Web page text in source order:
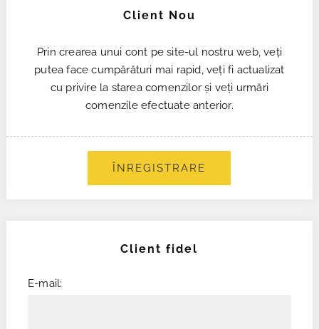
Client Nou
Prin crearea unui cont pe site-ul nostru web, veți
putea face cumpărături mai rapid, veți fi actualizat
cu privire la starea comenzilor și veți urmări
comenzile efectuate anterior.
ÎNREGISTRARE
Client fidel
E-mail: